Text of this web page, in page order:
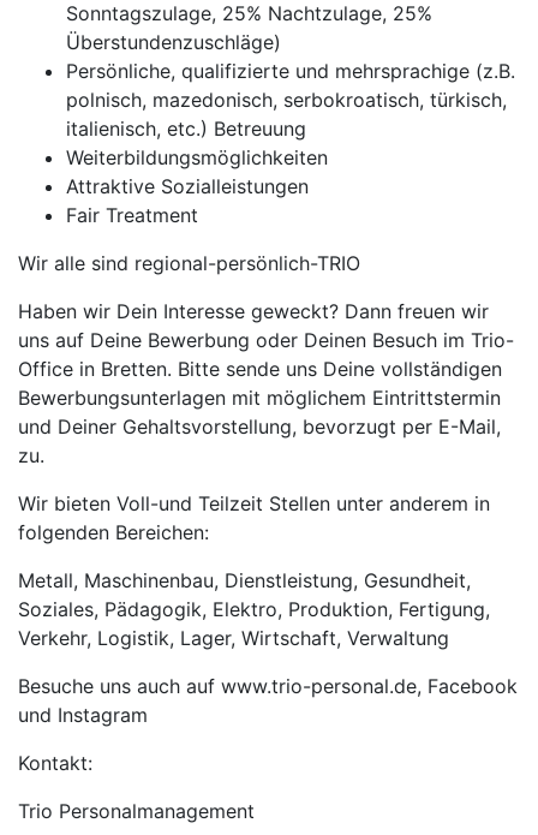
Sonntagszulage, 25% Nachtzulage, 25%
Überstundenzuschläge)
Persönliche, qualifizierte und mehrsprachige (z.B.
polnisch, mazedonisch, serbokroatisch, türkisch,
italienisch, etc.) Betreuung
Weiterbildungsmöglichkeiten
Attraktive Sozialleistungen
Fair Treatment
Wir alle sind regional-persönlich-TRIO
Haben wir Dein Interesse geweckt? Dann freuen wir
uns auf Deine Bewerbung oder Deinen Besuch im Trio-
Office in Bretten. Bitte sende uns Deine vollständigen
Bewerbungsunterlagen mit möglichem Eintrittstermin
und Deiner Gehaltsvorstellung, bevorzugt per E-Mail,
zu.
Wir bieten Voll-und Teilzeit Stellen unter anderem in
folgenden Bereichen:
Metall, Maschinenbau, Dienstleistung, Gesundheit,
Soziales, Pädagogik, Elektro, Produktion, Fertigung,
Verkehr, Logistik, Lager, Wirtschaft, Verwaltung
Besuche uns auch auf www.trio-personal.de, Facebook
und Instagram
Kontakt:
Trio Personalmanagement